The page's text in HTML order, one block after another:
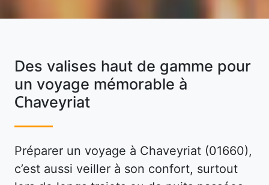
Des valises haut de gamme pour
un voyage mémorable à
Chaveyriat
Préparer un voyage à Chaveyriat (01660),
c’est aussi veiller à son confort, surtout